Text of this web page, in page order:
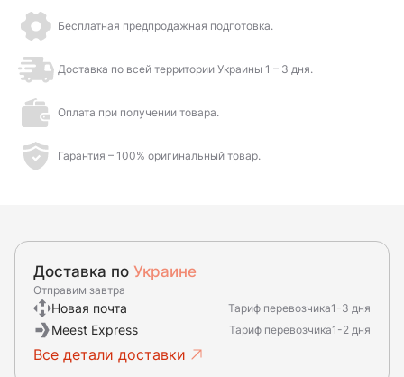
Бесплатная предпродажная подготовка.
Доставка по всей территории Украины 1 – 3 дня.
Оплата при получении товара.
Гарантия – 100% оригинальный товар.
Доставка по Украине
Отправим завтра
Новая почта Тариф перевозчика1-3 дня
Meest Express Тариф перевозчика1-2 дня
Все детали доставки